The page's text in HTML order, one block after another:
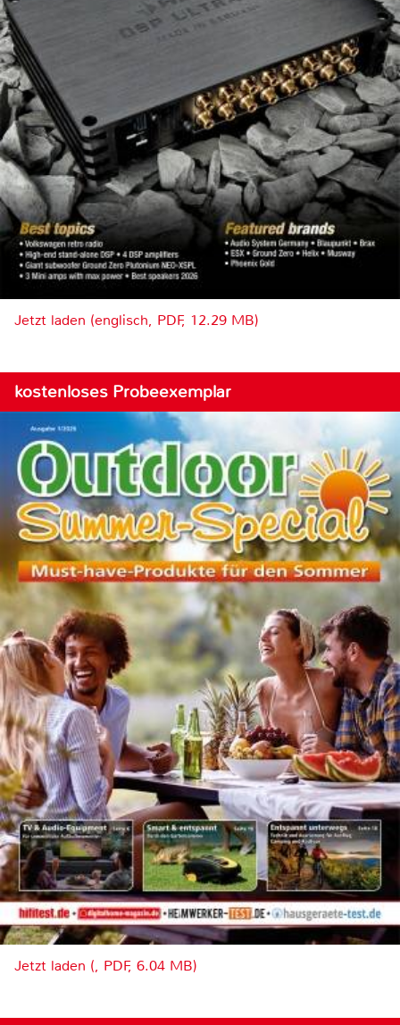
Jetzt laden (englisch, PDF, 12.29 MB)
kostenloses Probeexemplar
Jetzt laden (, PDF, 6.04 MB)